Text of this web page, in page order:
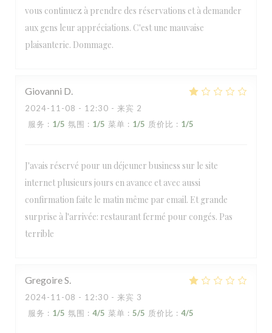
vous continuez à prendre des réservations et à demander
aux gens leur appréciations. C'est une mauvaise
plaisanterie. Dommage.
Giovanni D
2024-11-08 - 12:30 - 来宾 2
服务 : 1/5 氛围 : 1/5 菜单 : 1/5 质价比 : 1/5
J'avais réservé pour un déjeuner business sur le site
internet plusieurs jours en avance et avec aussi
confirmation faite le matin même par email. Et grande
surprise à l'arrivée: restaurant fermé pour congés. Pas
terrible
GregoireS
2024-11-08 - 12:30 - 来宾 3
服务 : 1/5 氛围 : 4/5 菜单 : 5/5 质价比 : 4/5